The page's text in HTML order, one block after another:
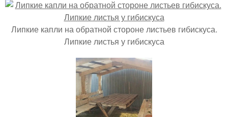
Липкие капли на обратной стороне листьев гибискуса.
Липкие листья у гибискуса